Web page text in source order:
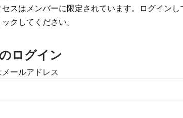
スはメンバーに限定されています。ログイン
クしてください。
ログイン
ールアドレス